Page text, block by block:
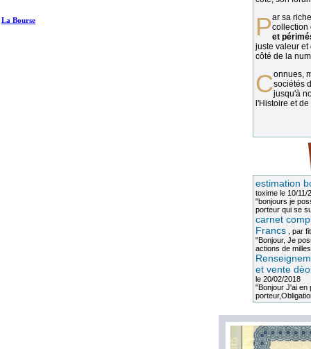
La Bourse Par sa richesse et sa diversité, lacollection
et
juste valeur et
côté de la
Connues, méconnues, ou inconnues, lessociétés
jusqu'à
l'Histoire et
estimation
toximele 10/11/
"bonjours je
porteur qui se
carnet
Francs, par
"Bonjour, Je
actions de
et vente
le 20/02/2018
"Bonjour J'ai en